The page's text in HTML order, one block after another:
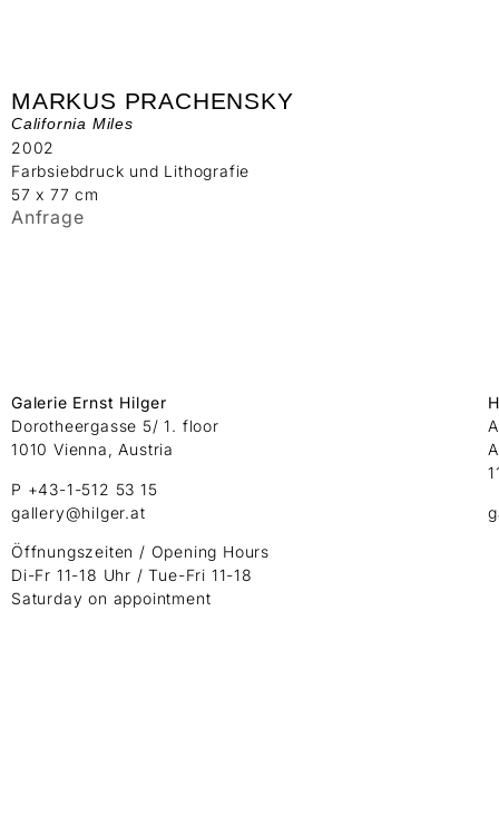
MARKUS PRACHENSKY
California Miles
2002
Farbsiebdruck und Lithografie
57 x 77 cm
Anfrage
Galerie Ernst Hilger
Dorotheergasse 5/ 1. floor
1010 Vienna, Austria
P +43-1-512 53 15
gallery@hilger.at
Öffnungszeiten / Opening Hours
Di-Fr 11-18 Uhr / Tue-Fri 11-18
Saturday on appointment